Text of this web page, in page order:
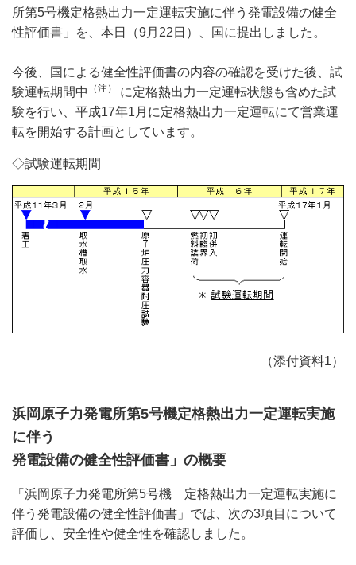
所第5号機定格熱出力一定運転実施に伴う発電設備の健全
性評価書」を、本日（9月22日）、国に提出しました。
今後、国による健全性評価書の内容の確認を受けた後、試
験運転期間中
（注）
に定格熱出力一定運転状態も含めた試
験を行い、平成17年1月に定格熱出力一定運転にて営業運
転を開始する計画としています。
◇試験運転期間
（添付資料1）
浜岡原子力発電所第5号機定格熱出力一定運転実施
に伴う
発電設備の健全性評価書」の概要
「浜岡原子力発電所第5号機 定格熱出力一定運転実施に
伴う発電設備の健全性評価書」では、次の3項目について
評価し、安全性や健全性を確認しました。